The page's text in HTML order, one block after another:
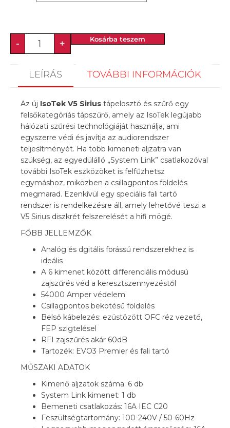
- + Kosárba teszem
LEÍRÁS TOVÁBBI INFORMÁCIÓK
Az új IsoTek V5 Sirius tápelosztó és szűrő egy
felsőkategóriás tápszűrő, amely az IsoTek legújabb
hálózati szűrési technológiáját használja, ami
egyszerre védi és javítja az audiorendszer
teljesítményét. Ha több kimeneti aljzatra van
szükség, az egyedülálló „System Link” csatlakozóval
további IsoTek eszközöket is felfűzhetsz
egymáshoz, miközben a csillagpontos földelés
megmarad. Ezenkívül egy speciális fali tartó
rendszer is rendelkezésre áll, amely lehetővé teszi a
V5 Sirius diszkrét felszerelését a hifi mögé.
FŐBB JELLEMZŐK
Analóg és dgitális forássú rendszerekhez is
ideális
A 6 kimenet között differenciális módusú
zajszűrés véd a keresztszennyezéstől
54000 Amper védelem
Csillagpontos bekötésű földelés
Belső kábelezés: ezüstözött OFC réz vezető,
FEP szigtelésel
RFI zajszűrés akár 60dB
Tartozék: EVO3 Premier és fali tartó
MŰSZAKI ADATOK
Kimenő aljzatok száma: 6 db
System Link kimenet: 1 db
Bemeneti csatlakozás: 16A IEC C20
Feszültségtartomány: 100-240V / 50-60Hz